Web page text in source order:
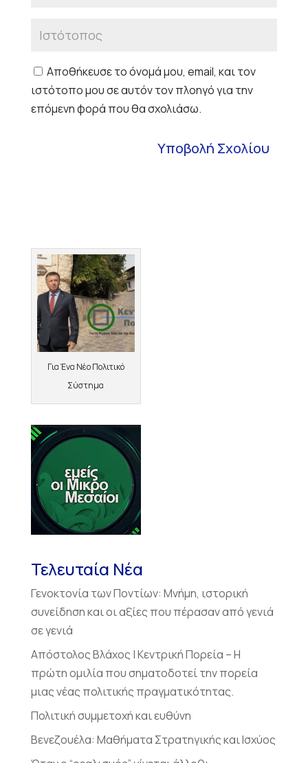
Αποθήκευσε το όνομά μου, email, και τον
ιστότοπο μου σε αυτόν τον πλοηγό για την
επόμενη φορά που θα σχολιάσω.
Για Ένα Νέο Πολιτικό
Σύστημα
Τελευταία Νέα
Γενοκτονία των Ποντίων: Μνήμη, ιστορική
συνείδηση και οι αξίες που πέρασαν από γενιά
σε γενιά
Απόστολος Βλάχος | Κεντρική Πορεία – Η
πρώτη ομιλία που σηματοδοτεί την πορεία
μιας νέας πολιτικής πραγματικότητας.
Πολιτική συμμετοχή και ευθύνη
Βενεζουέλα: Μαθήματα Στρατηγικής και Ισχύος